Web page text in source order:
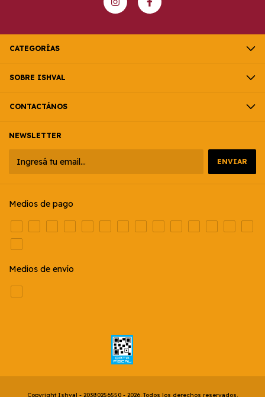
CATEGORÍAS
SOBRE ISHVAL
CONTACTÁNOS
NEWSLETTER
Medios de pago
Medios de envío
Copyright Ishval - 20380256550 - 2026. Todos los derechos reservados.